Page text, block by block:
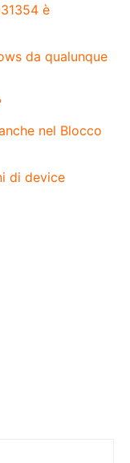
è
da qualunque
nel Blocco
di device